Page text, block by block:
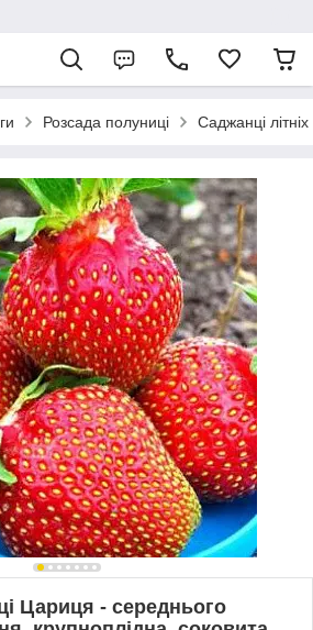
Розсада полуниці Саджанці
Цариця - середнього